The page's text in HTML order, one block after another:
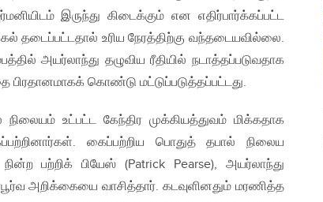
இருந்து கிடைக்கும் என எதிர்பார்க்கப்பட்ட
தடைப்பட்டதால் உரிய நேரத்திற்கு வந்தடையவில்லை.
அயர்லாந்து தழுவிய ரீதியில் நடாத்தப்படுவதாக
பிரதானமாகக் கொண்டு மட்டுப்படுத்தப்பட்டது.
உட்பட்ட கேந்திர முக்கியத்துவம் மிக்கதாக
கைப்பற்றிய பொதுத் தபால் நிலைய
பற்றிக் பியேஸ் (Patrick Pearse), அயர்லாந்து
அறிக்கையை வாசித்தார். கடவுளினதும் மரணித்த